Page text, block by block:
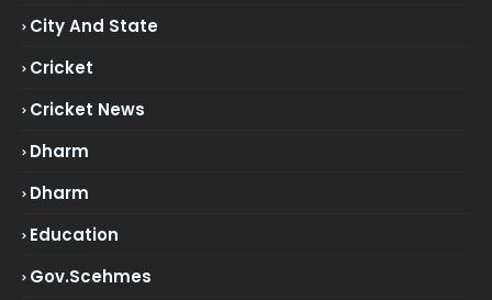
City And State
Cricket
Cricket News
Dharm
Dharm
Education
Gov.scehmes